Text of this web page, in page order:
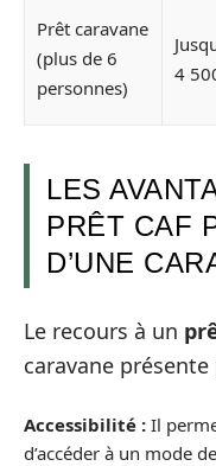
Prêt caravane
(plus de 6
personnes)
4
LES
PRÊT CAF
D’UNE
Le recours à un
caravane
Accessibilité : Il
d’accéder à un mode